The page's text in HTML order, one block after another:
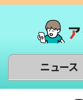
ニュース